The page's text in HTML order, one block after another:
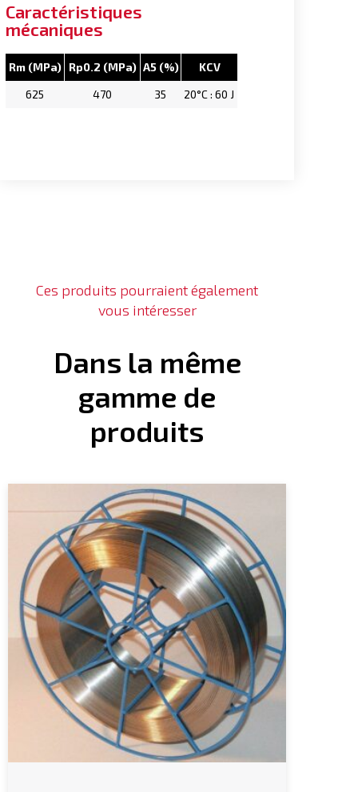
Caractéristiques
mécaniques
Rm (MPa) Rp0.2 (MPa) A5 (%)
KCV
625
470 35 20°C : 60 J
Ces produits pourraient également
vous intéresser
Dans la même
gamme de
produits